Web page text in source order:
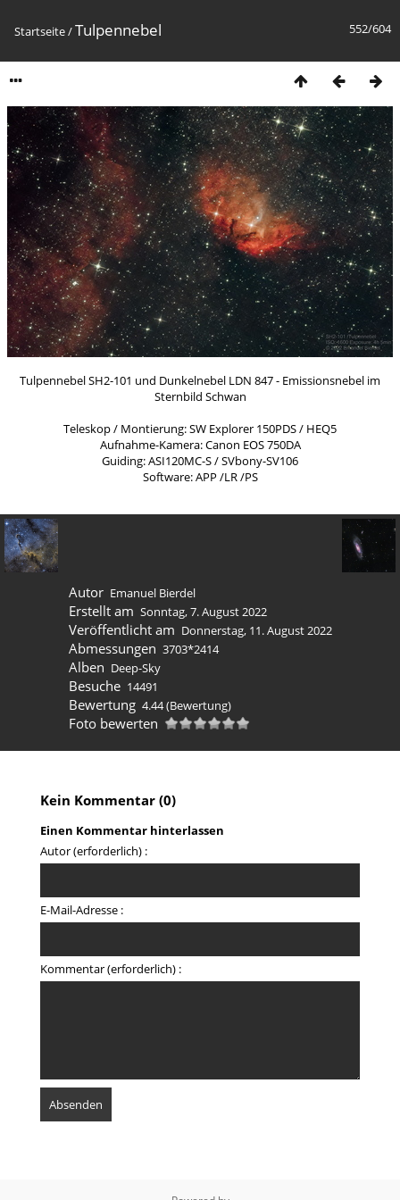
552/604
Startseite/Tulpennebel
Tulpennebel SH2-101 und Dunkelnebel LDN 847 - Emissionsnebel im
Sternbild Schwan
Teleskop / Montierung: SW Explorer 150PDS / HEQ5
Aufnahme-Kamera: Canon EOS 750DA
Guiding: ASI120MC-S / SVbony-SV106
Software: APP /LR /PS
Autor Emanuel Bierdel
Erstellt am Sonntag, 7. August 2022
Veröffentlicht am Donnerstag, 11. August 2022
Abmessungen 3703*2414
Alben Deep-Sky
Besuche 14491
Bewertung 4.44(Bewertung)
Foto bewerten
Kein Kommentar (0)
Einen Kommentar hinterlassen
Autor (erforderlich) :
E-Mail-Adresse :
Kommentar (erforderlich) :